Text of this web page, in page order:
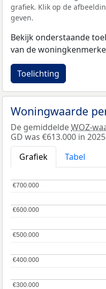
grafiek. Klik op de
geven.
Bekijk onderstaande
van de
Toelichting
Woningwaarde
De gemiddeldeWOZ-
GD was €613.000 in
Grafiek
Tabel
€300.000
€300.000
€400.000
€400.000
€500.000
€500.000
€600.000
€600.000
€700.000
€700.000